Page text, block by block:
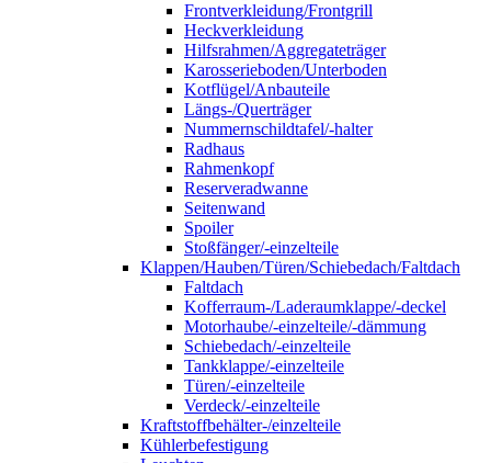
Frontverkleidung/Frontgrill
Heckverkleidung
Hilfsrahmen/Aggregateträger
Karosserieboden/Unterboden
Kotflügel/Anbauteile
Längs-/Querträger
Nummernschildtafel/-halter
Radhaus
Rahmenkopf
Reserveradwanne
Seitenwand
Spoiler
Stoßfänger/-einzelteile
Klappen/Hauben/Türen/Schiebedach/Faltdach
Faltdach
Kofferraum-/Laderaumklappe/-deckel
Motorhaube/-einzelteile/-dämmung
Schiebedach/-einzelteile
Tankklappe/-einzelteile
Türen/-einzelteile
Verdeck/-einzelteile
Kraftstoffbehälter-/einzelteile
Kühlerbefestigung